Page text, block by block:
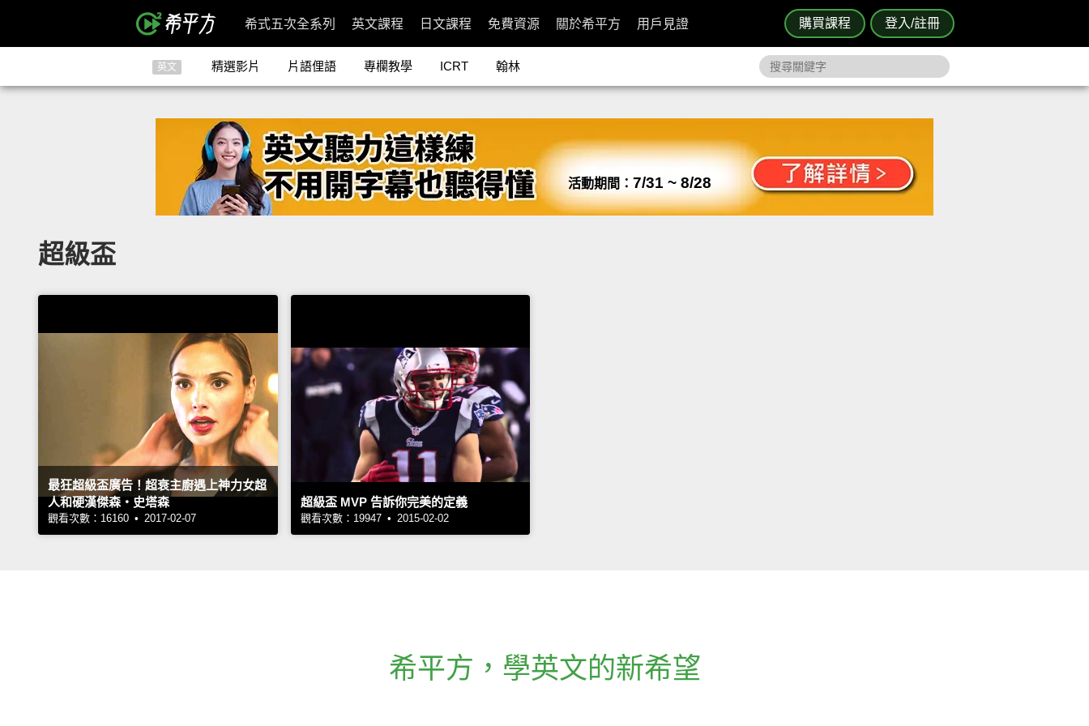
購買課程 登入/註冊
希式五次全系列 英文課程 日文課程 免費資源 關於希平方 用戶見證
英文 精選影片 片語俚語 專欄教學 ICRT 翰林
活動期間： 7/31 ~ 8/28
超級盃
最狂超級盃廣告！超衰主廚遇上神力女超
人和硬漢傑森‧史塔森
觀看次數：16160 • 2017-02-07
超級盃 MVP 告訴你完美的定義
觀看次數：19947 • 2015-02-02
希平方 ， 學英文的新希望